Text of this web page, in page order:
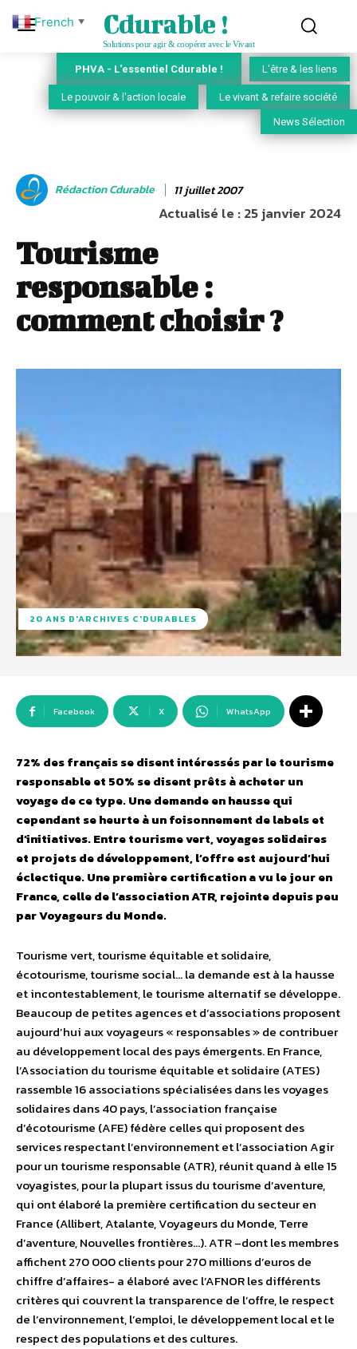
Cdurable !
Solutions pour agir & coopérer avec le Vivant
PHVA - L'essentiel Cdurable ! L'être & les liens
Le pouvoir & l'action locale Le vivant & refaire société
News Sélection
Rédaction Cdurable 11 juillet 2007
Actualisé le :25 janvier 2024
Tourisme
responsable :
comment choisir ?
20 ANS D'ARCHIVES C'DURABLES
Facebook X WhatsApp
72% des français se disent intéressés par le tourisme
responsable et 50% se disent prêts à acheter un
voyage de ce type. Une demande en hausse qui
cependant se heurte à un foisonnement de labels et
d’initiatives. Entre tourisme vert, voyages solidaires
et projets de développement, l’offre est aujourd’hui
éclectique. Une première certification a vu le jour en
France, celle de l’association ATR, rejointe depuis peu
par Voyageurs du Monde.
Tourisme vert, tourisme équitable et solidaire,
écotourisme, tourisme social… la demande est à la hausse
et incontestablement, le tourisme alternatif se développe.
Beaucoup de petites agences et d’associations proposent
aujourd’hui aux voyageurs « responsables » de contribuer
au développement local des pays émergents. En France,
l’Association du tourisme équitable et solidaire (ATES)
rassemble 16 associations spécialisées dans les voyages
solidaires dans 40 pays, l’association française
d’écotourisme (AFE) fédère celles qui proposent des
services respectant l’environnement et l’association Agir
pour un tourisme responsable (ATR), réunit quand à elle 15
voyagistes, pour la plupart issus du tourisme d’aventure,
qui ont élaboré la première certification du secteur en
France (Allibert, Atalante, Voyageurs du Monde, Terre
d’aventure, Nouvelles frontières…). ATR –dont les membres
affichent 270 000 clients pour 270 millions d’euros de
chiffre d’affaires- a élaboré avec l’AFNOR les différents
critères qui couvrent la transparence de l’offre, le respect
de l’environnement, l’emploi, le développement local et le
respect des populations et des cultures.
French ▼